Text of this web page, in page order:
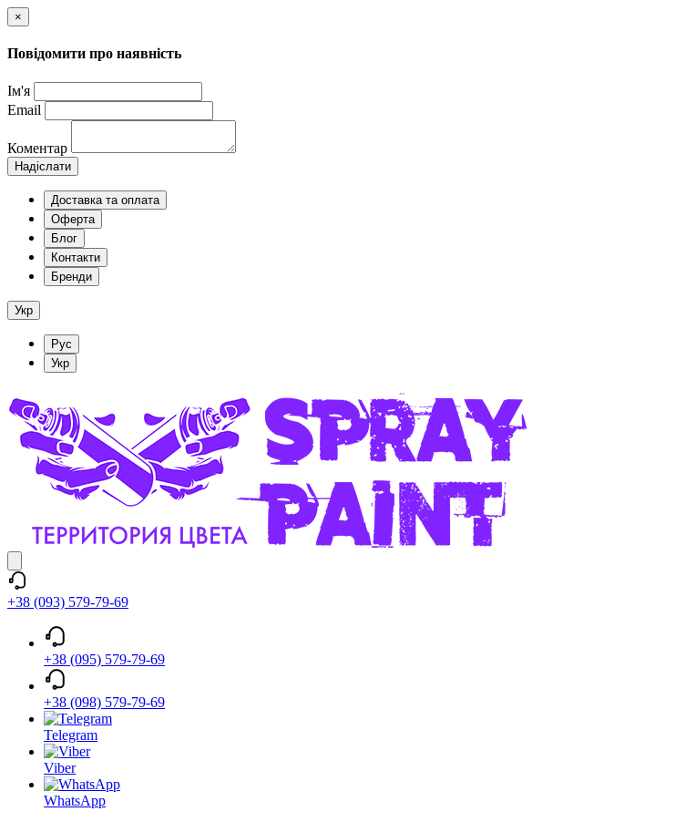
×
Повідомити про наявність
Ім'я
Email
Коментар
Надіслати
Доставка та оплата
Оферта
Блог
Контакти
Бренди
Укр
Рус
Укр
+38 (093) 579-79-69
+38 (095) 579-79-69
+38 (098) 579-79-69
Telegram
Viber
WhatsApp